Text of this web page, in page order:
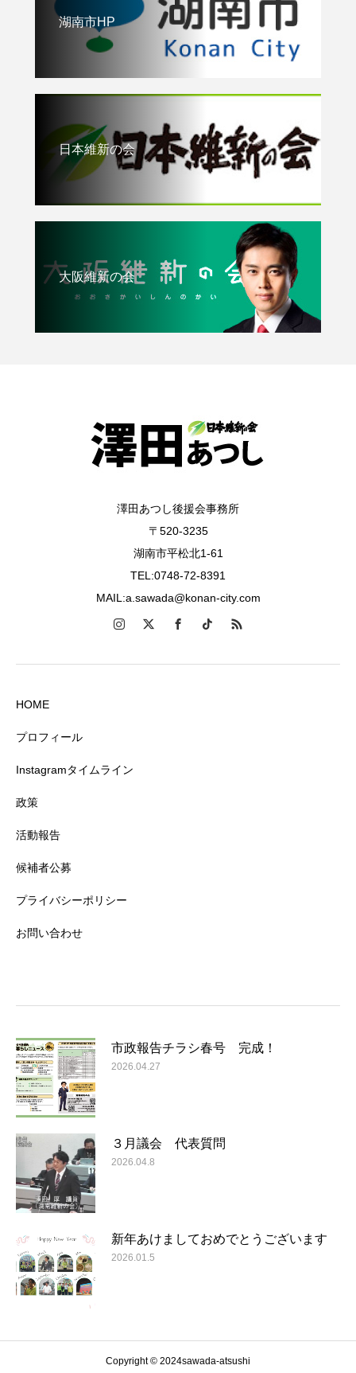
湖南市HP
日本維新の会
大阪維新の会
澤田あつし後援会事務所
〒520-3235
湖南市平松北1-61
TEL:0748-72-8391
MAIL:a.sawada@konan-city.com
HOME
プロフィール
Instagramタイムライン
政策
活動報告
候補者公募
プライバシーポリシー
お問い合わせ
市政報告チラシ春号 完成！
2026.04.27
３月議会 代表質問
2026.04.8
新年あけましておめでとうございます
2026.01.5
Copyright © 2024sawada-atsushi